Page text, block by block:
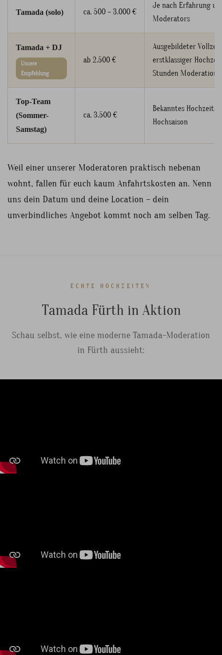
Tamada (solo) ca. 500 – 3.000 €
Je nach Erfahrung
Moderators
Tamada + DJ
Unsere
Empfehlung
ab 2.500 €
Ausgebildeter
erstklassiger
Stunden Moderation
Top-Team
(Sommer-
Samstag)
ca. 3.500 €
Bekanntes
Hochsaison
Weil einer unserer Moderatoren praktisch nebenan
wohnt, fallen für euch kaum Anfahrtskosten an. Nenn
uns dein Datum und deine Location – dein
unverbindliches Angebot kommt noch am selben Tag.
ECHTE HOCHZEITEN
Tamada Fürth in Aktion
Schau selbst, wie eine moderne Tamada-Moderation
in Fürth aussieht: